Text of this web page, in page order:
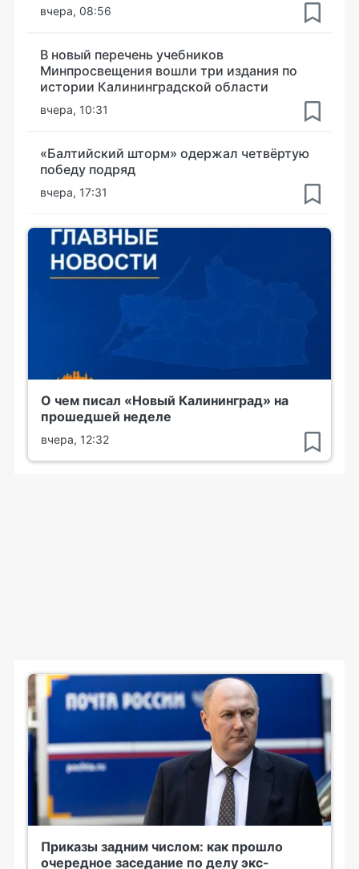
вчера, 08:56
В новый перечень учебников
Минпросвещения вошли три издания по
истории Калининградской области
вчера, 10:31
«Балтийский шторм» одержал четвёртую
победу подряд
вчера, 17:31
О чем писал «Новый Калининград» на
прошедшей неделе
вчера, 12:32
Приказы задним числом: как прошло
очередное заседание по делу экс-